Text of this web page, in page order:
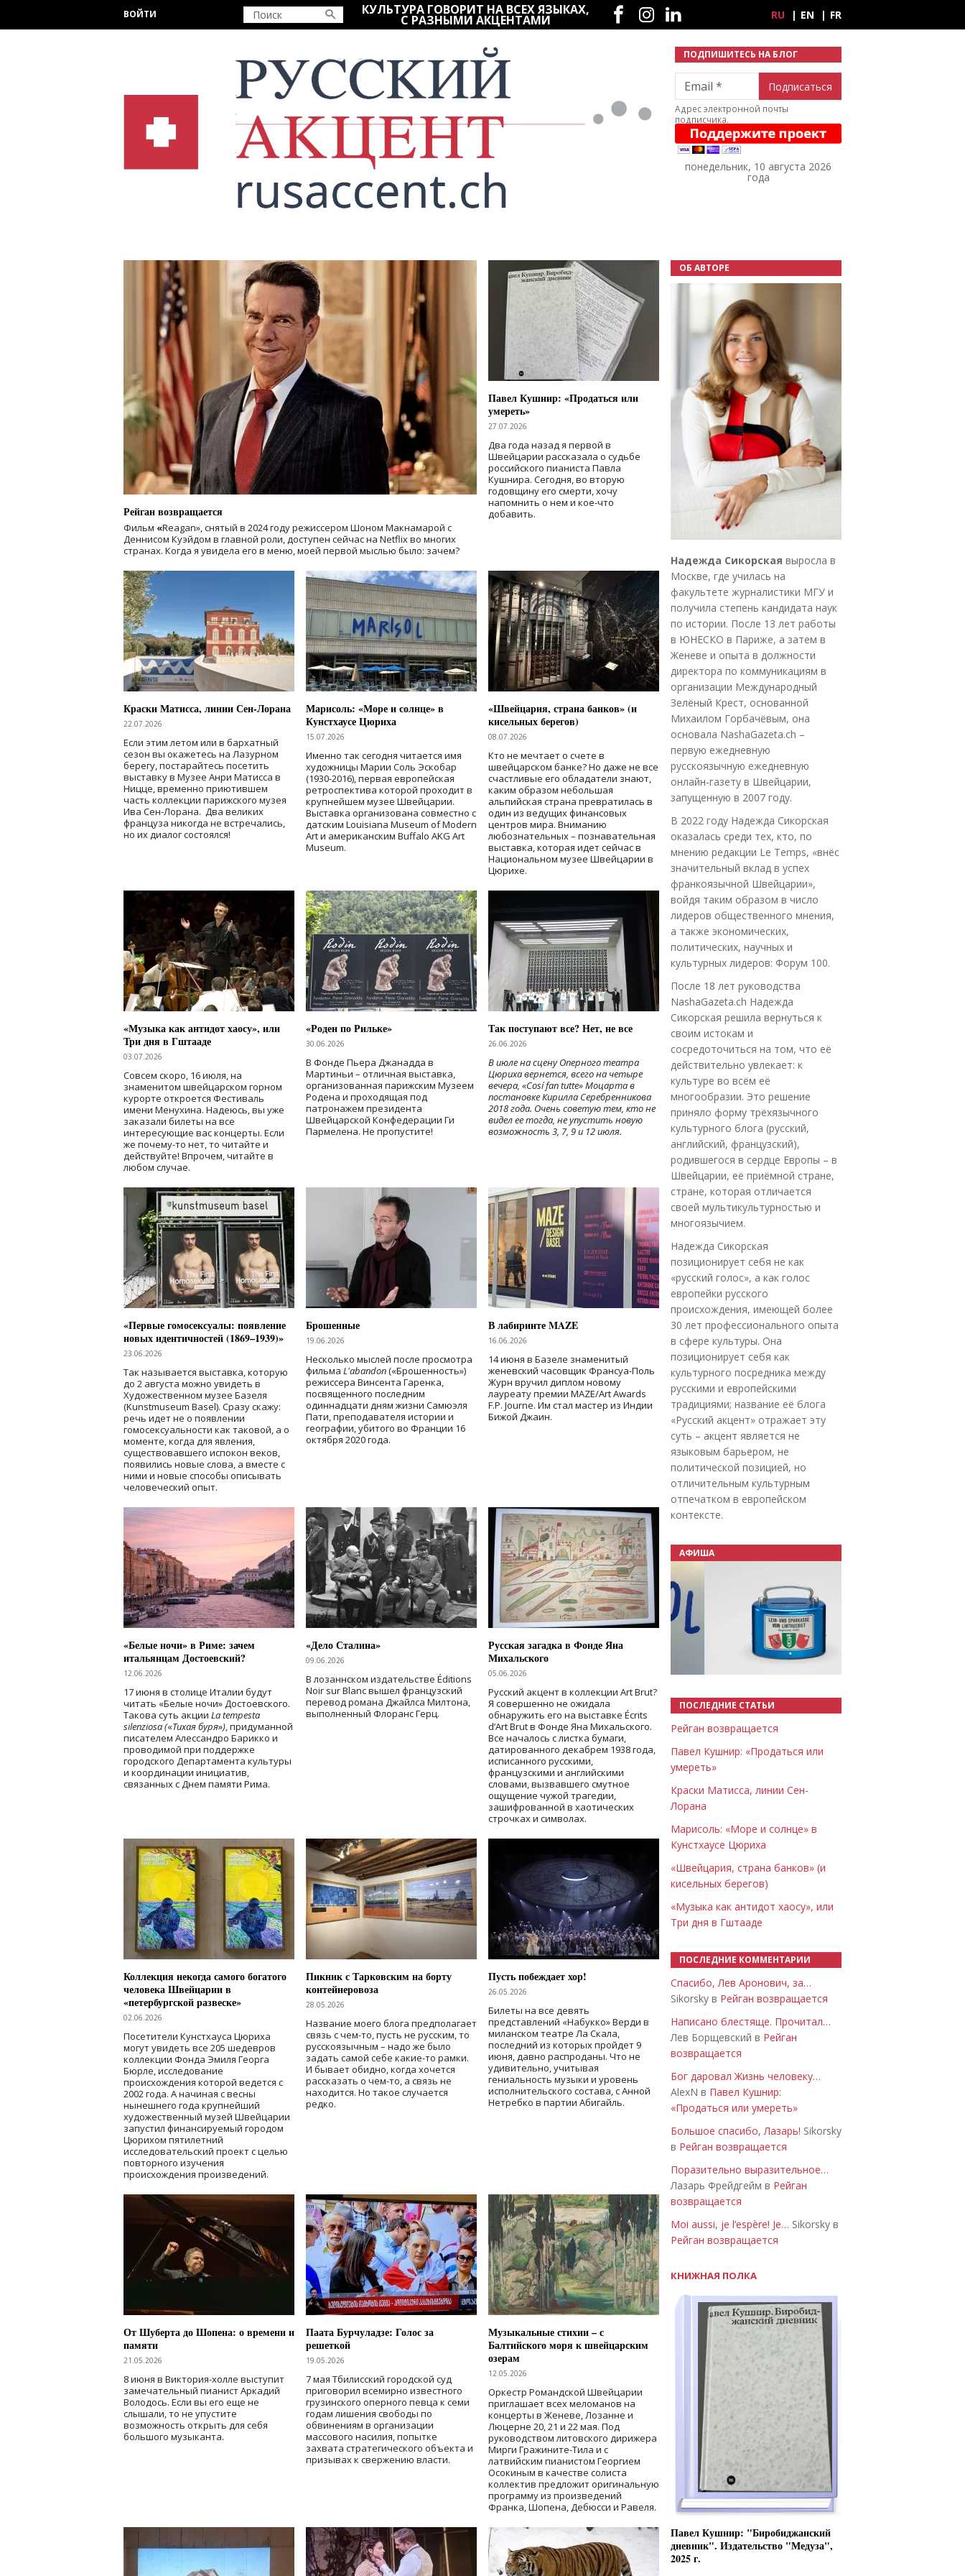
ВОЙТИ КУЛЬТУРА ГОВОРИТ НА ВСЕХ ЯЗЫКАХ,
С РАЗНЫМИ АКЦЕНТАМИ
Социальные сети
RU EN FR
ПОДПИШИТЕСЬ НА БЛОГ
Email
Адрес электронной почты
подписчика.
понедельник, 10 августа 2026
года
Рейган возвращается
Фильм «Reagan», снятый в 2024 годурежиссером Шоном Макнамарой с
Деннисом Куэйдом в главной роли, доступен сейчас на Netflix во многих
странах. Когда я увидела его в меню, моей первой мыслью было: зачем?
Павел Кушнир: «Продаться или
умереть»
27.07.2026
Два года назад я первой в
Швейцарии рассказала о судьбе
российского пианиста Павла
Кушнира. Сегодня, во вторую
годовщину его смерти, хочу
напомнить о нем и кое-что
добавить.
Краски Матисса, линии Сен-Лорана
22.07.2026
Если этим летом или в бархатный
сезон вы окажетесь на Лазурном
берегу, постарайтесь посетить
выставку в Музее Анри Матисса в
Ницце, временно приютившем
часть коллекции парижского музея
Ива Сен-Лорана. Два великих
француза никогда не встречались,
но их диалог состоялся!
Марисоль: «Море и солнце» в
Кунстхаусе Цюриха
15.07.2026
Именно так сегодня читается имя
художницы Марии Соль Эскобар
(1930-2016), первая европейская
ретроспектива которой проходит в
крупнейшем музее Швейцарии.
Выставка организована совместно с
датским Louisiana Museum of Modern
Art и американским Buffalo AKG Art
Museum.
«Швейцария, страна банков» (и
кисельных берегов)
08.07.2026
Кто не мечтает о счете в
швейцарском банке? Но даже не все
счастливые его обладатели знают,
каким образом небольшая
альпийская страна превратилась в
один из ведущих финансовых
центров мира. Вниманию
любознательных – познавательная
выставка, которая идет сейчас в
Национальном музее Швейцарии в
Цюрихе.
«Музыка как антидот хаосу», или
Три дня в Гштааде
03.07.2026
Совсем скоро, 16 июля, на
знаменитом швейцарском горном
курорте откроется Фестиваль
имени Менухина. Надеюсь, вы уже
заказали билеты на все
интересующие вас концерты. Если
же почему-то нет, то читайте и
действуйте! Впрочем, читайте в
любом случае.
«Роден по Рильке»
30.06.2026
В Фонде Пьера Джанадда в
Мартиньи – отличная выставка,
организованная парижским Музеем
Родена и проходящая под
патронажем президента
Швейцарской Конфедерации Ги
Пармелена. Не пропустите!
Так поступают все? Нет, не все
26.06.2026
В июле на сцену Оперного театра
Цюриха вернется, всего на четыре
вечера, «Cosí fan tutte» Моцарта в
постановке Кирилла Серебренникова
2018 года. Очень советую тем, кто не
видел ее тогда, не упустить новую
возможность 3, 7, 9 и 12 июля.
«Первые гомосексуалы: появление
новых идентичностей (1869–1939)»
23.06.2026
Так называется выставка, которую
до 2 августа можно увидеть в
Художественном музее Базеля
(Kunstmuseum Basel). Сразу скажу:
речь идет не о появлении
гомосексуальности как таковой, а о
моменте, когда для явления,
существовавшего испокон веков,
появились новые слова, а вместе с
ними и новые способы описывать
человеческий опыт.
Брошенные
19.06.2026
Несколько мыслей после просмотра
фильма L'abandon(«Брошенность»)
режиссера Винсента Гаренка,
посвященного последним
одиннадцати дням жизни Самюэля
Пати, преподавателя истории и
географии, убитого во Франции 16
октября 2020 года.
В лабиринте MAZE
16.06.2026
14 июня в Базеле знаменитый
женевский часовщик Франсуа-Поль
Журн вручил диплом новому
лауреату премии MAZE/Art Awards
F.P. Journe. Им стал мастер из Индии
Бижой Джаин.
«Белые ночи» в Риме: зачем
итальянцам Достоевский?
12.06.2026
17 июня в столице Италии будут
читать «Белые ночи» Достоевского.
Такова суть акции La tempesta
silenziosa («Тихая буря»), придуманной
писателем Алессандро Барикко и
проводимой при поддержке
городского Департамента культуры
и координации инициатив,
связанных с Днем памяти Рима.
«Дело Сталина»
09.06.2026
В лозаннском издательстве Éditions
Noir sur Blanc вышел французский
перевод романа Джайлса Милтона,
выполненный Флоранс Герц.
Русская загадка в Фонде Яна
Михальского
05.06.2026
Русский акцент в коллекции Art Brut?
Я совершенно не ожидала
обнаружить его на выставке Écrits
d’Art Brut в Фонде Яна Михальского.
Все началось с листка бумаги,
датированного декабрем 1938 года,
исписанного русскими,
французскими и английскими
словами, вызвавшего смутное
ощущение чужой трагедии,
зашифрованной в хаотических
строчках и символах.
Коллекция некогда самого богатого
человека Швейцарии в
«петербургской развеске»
02.06.2026
Посетители Кунстхауса Цюриха
могут увидеть все 205 шедевров
коллекции Фонда Эмиля Георга
Бюрле, исследование
происхождения которой ведется с
2002 года. А начиная с весны
нынешнего года крупнейший
художественный музей Швейцарии
запустил финансируемый городом
Цюрихом пятилетний
исследовательский проект с целью
повторного изучения
происхождения произведений.
Пикник с Тарковским на борту
контейнеровоза
28.05.2026
Название моего блога предполагает
связь с чем-то, пусть не русским, то
русскоязычным – надо же было
задать самой себе какие-то рамки.
И бывает обидно, когда хочется
рассказать о чем-то, а связь не
находится. Но такое случается
редко.
Пусть побеждает хор!
26.05.2026
Билеты на все девять
представлений «Набукко» Верди в
миланском театре Ла Скала,
последний из которых пройдет 9
июня, давно распроданы. Что не
удивительно, учитывая
гениальность музыки и уровень
исполнительского состава, с Анной
Нетребко в партии Абигайль.
От Шуберта до Шопена: о времени и
памяти
21.05.2026
8 июня в Виктория-холле выступит
замечательный пианист Аркадий
Володось. Если вы его еще не
слышали, то не упустите
возможность открыть для себя
большого музыканта.
Паата Бурчуладзе: Голос за
решеткой
19.05.2026
7 мая Тбилисский городской суд
приговорил всемирно известного
грузинского оперного певца к семи
годам лишения свободы по
обвинениям в организации
массового насилия, попытке
захвата стратегического объекта и
призывах к свержению власти.
Музыкальные стихии – с
Балтийского моря к швейцарским
озерам
12.05.2026
Оркестр Романдской Швейцарии
приглашает всех меломанов на
концерты в Женеве, Лозанне и
Люцерне 20, 21 и 22 мая. Под
руководством литовского дирижера
Мирги Гражините-Тила и с
латвийским пианистом Георгием
Осокиным в качестве солиста
коллектив предложит оригинальную
программу из произведений
Франка, Шопена, Дебюсси и Равеля.
ОБ АВТОРЕ
Надежда Сикорская выросла в
Москве, где училась на
факультете журналистики МГУ и
получила степень кандидата наук
по истории. После 13 лет работы
в ЮНЕСКО в Париже, а затем в
Женеве и опыта в должности
директора по коммуникациям в
организации Международный
Зелёный Крест, основанной
Михаилом Горбачёвым, она
основала NashaGazeta.ch –
первую ежедневную
русскоязычную ежедневную
онлайн-газету в Швейцарии,
запущенную в 2007 году.
В 2022 году Надежда Сикорская
оказалась среди тех, кто, по
мнению редакции Le Temps, «внёс
значительный вклад в успех
франкоязычной Швейцарии»,
войдя таким образом в число
лидеров общественного мнения,
а также экономических,
политических, научных и
культурных лидеров: Форум 100.
После 18 лет руководства
NashaGazeta.ch Надежда
Сикорская решила вернуться к
своим истокам и
сосредоточиться на том, что её
действительно увлекает: к
культуре во всём её
многообразии. Это решение
приняло форму трёхязычного
культурного блога (русский,
английский, французский),
родившегося в сердце Европы – в
Швейцарии, её приёмной стране,
стране, которая отличается
своей мультикультурностью и
многоязычием.
Надежда Сикорская
позиционирует себя не как
«русский голос», а как голос
европейки русского
происхождения, имеющей более
30 лет профессионального опыта
в сфере культуры. Она
позиционирует себя как
культурного посредника между
русскими и европейскими
традициями; название её блога
«Русский акцент» отражает эту
суть – акцент является не
языковым барьером, не
политической позицией, но
отличительным культурным
отпечатком в европейском
контексте.
АФИША
ПОСЛЕДНИЕ СТАТЬИ
Рейган возвращается
Павел Кушнир: «Продаться или
умереть»
Краски Матисса, линии Сен-
Лорана
Марисоль: «Море и солнце» в
Кунстхаусе Цюриха
«Швейцария, страна банков» (и
кисельных берегов)
«Музыка как антидот хаосу», или
Три дня в Гштааде
ПОСЛЕДНИЕ КОММЕНТАРИИ
Спасибо, Лев Аронович, за…
Sikorsky в Рейган возвращается
Написано блестяще. Прочитал…
Лев Борщевский в Рейган
возвращается
Бог даровал Жизнь человеку…
AlexN в Павел Кушнир:
«Продаться или умереть»
Большое спасибо, Лазарь! Sikorsky
в Рейган возвращается
Поразительно выразительное…
Лазарь Фрейдгейм в Рейган
возвращается
Moi aussi, je l’espère! Je… Sikorsky в
Рейган возвращается
КНИЖНАЯ ПОЛКА
Павел Кушнир: "Биробиджанский
дневник". Издательство "Медуза",
2025 г.